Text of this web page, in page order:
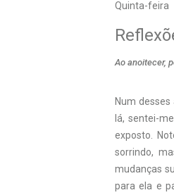
Quinta-feira
Ao anoitecer,
Num
lá, sentei-
exposto.
sorrindo,
mudanças
para ela e